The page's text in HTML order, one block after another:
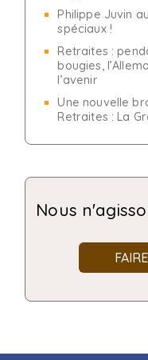
Philippe Juvin
spéciaux !
Retraites :
bougies,
l’avenir
Une nouvelle
Retraites : La
Nous